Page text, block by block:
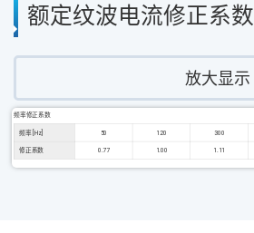
额定纹波电流修正系数
放大显示
频率修正系数
频率 [Hz] 50 120 300
修正系数 0.77 1.00 1.11